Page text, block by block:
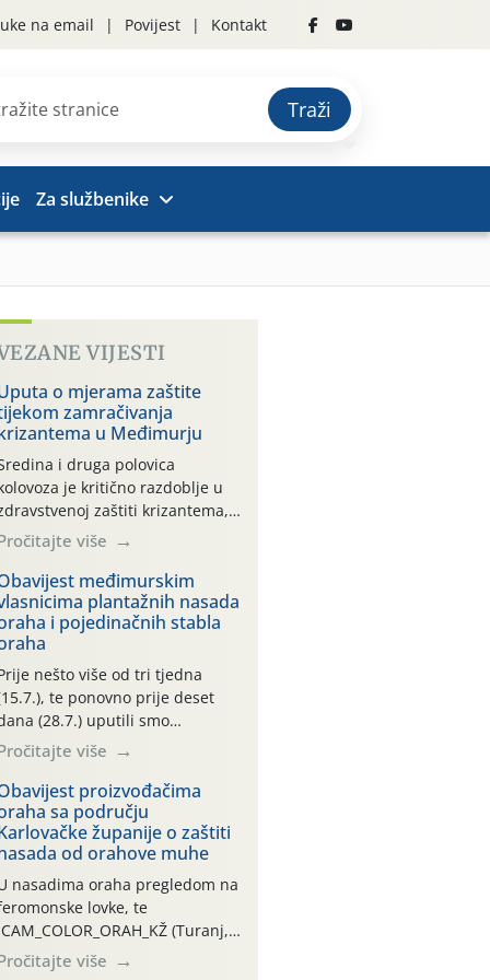
na email Povijest Kontakt
Traži
Za službenike
VIJESTI
o mjerama zaštite
zamračivanja
u Međimurju
i druga polovica
je kritično razdoblje u
zaštiti krizantema,
prije zamračivanja u proteklom
smo mjesecu tri puta upućivali
o preventivnim
zaštite krizantema od
uzročnika bolesti,
i fito-fagnih grinja (23.7.,
06.7.)! Na početku ovog
je zabilježeno je
i ekstremno vruće
razdoblje, uz
temperature […]
više
međimurskim
plantažnih nasada
i pojedinačnih stabla
nešto više od tri tjedna
te ponovno prije deset
(28.7.) uputili smo
vlasnicima plantažnih
nasada oraha i pojedinačnih
o početku leta i
potrebi usmjerenog
orahove muhe
completa)! Već
dana traje drugi
“toplinski udar”, koji
naročito izražen zadnja šest
(31.7.-05.8.), jer najviše
zraka svakodnevno
više
proizvođačima
sa području
županije o zaštiti
od orahove muhe
nasadima oraha pregledom na
lovke, te
CAM_COLOR_ORAH_KŽ (Turanj,
zabilježena je mala
više